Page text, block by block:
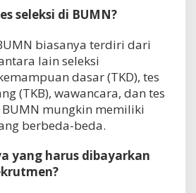
seleksi di BUMN?
biasanya terdiri dari
lain seleksi
dasar (TKD), tes
(TKB), wawancara, dan tes
BUMN mungkin memiliki
berbeda-beda.
yang harus dibayarkan